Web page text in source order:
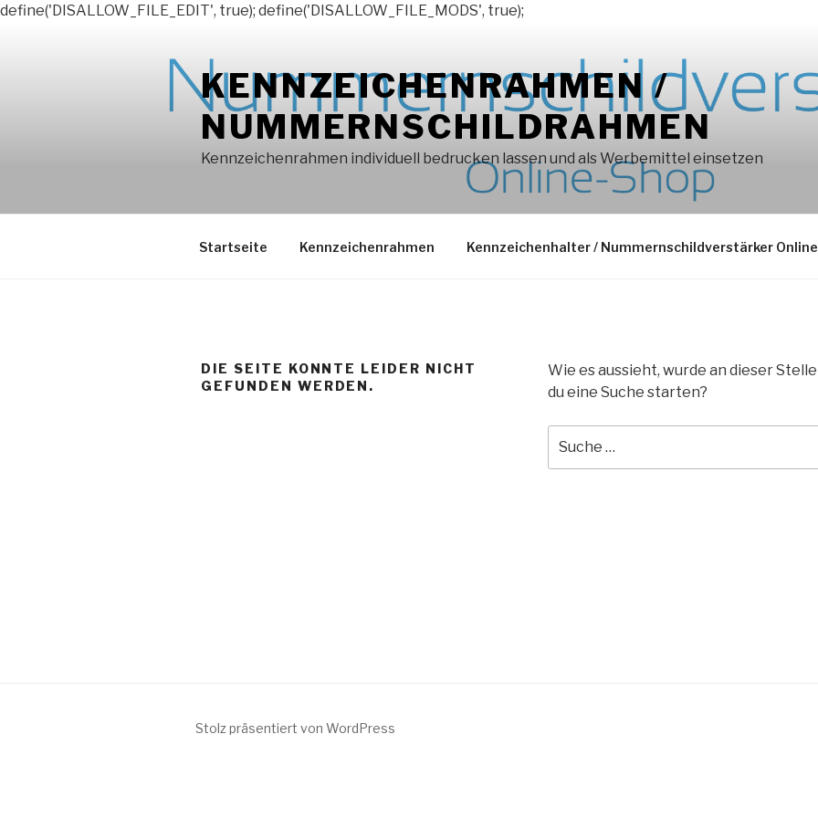
define('DISALLOW_FILE_EDIT', true); define('DISALLOW_FILE_MODS', true);
KENNZEICHENRAHMEN /
NUMMERNSCHILDRAHMEN
Kennzeichenrahmen individuell bedrucken lassen und als Werbemittel einsetzen
Startseite Kennzeichenrahmen Kennzeichenhalter / Nummernschildverstärker
DIE SEITE KONNTE LEIDER NICHT
GEFUNDEN WERDEN.
Wie es aussieht, wurde an dieser
du eine Suche starten?
nach:
Stolz präsentiert von WordPress